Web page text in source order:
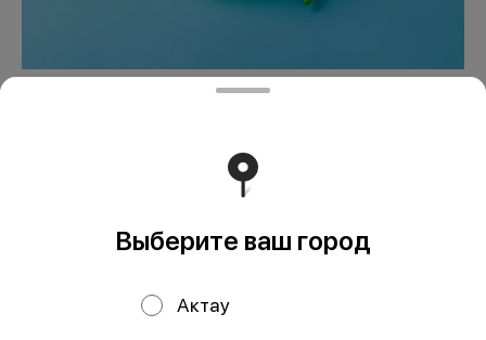
Водоросли чука, ореховый соус, кунжут
Мы рекомендуем
Выберите ваш город
Актау